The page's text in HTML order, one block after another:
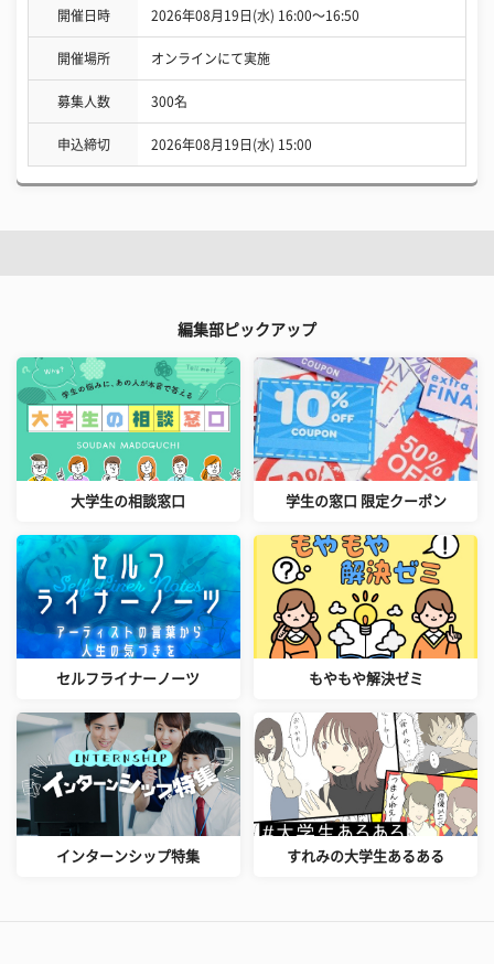
開催日時 2026年08月19日(水) 16:00〜16:50
開催場所 オンラインにて実施
募集人数 300名
申込締切 2026年08月19日(水) 15:00
編集部ピックアップ
大学生の相談窓口 学生の窓口 限定クーポン
セルフライナーノーツ もやもや解決ゼミ
インターンシップ特集 すれみの大学生あるある